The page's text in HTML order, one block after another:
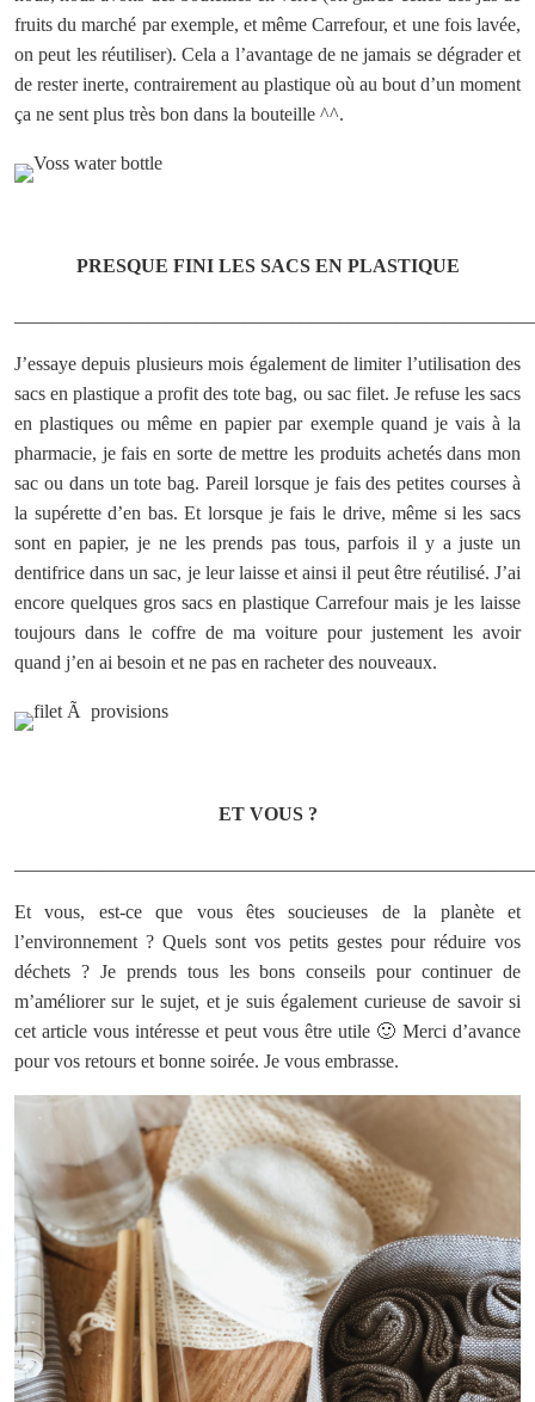
fruits du marché par exemple, et même Carrefour, et une fois lavée,
on peut les réutiliser). Cela a l’avantage de ne jamais se dégrader et
de rester inerte, contrairement au plastique où au bout d’un moment
ça ne sent plus très bon dans la bouteille ^^.
PRESQUE FINI LES SACS EN PLASTIQUE
J’essaye depuis plusieurs mois également de limiter l’utilisation des
sacs en plastique a profit des tote bag, ou sac filet. Je refuse les sacs
en plastiques ou même en papier par exemple quand je vais à la
pharmacie, je fais en sorte de mettre les produits achetés dans mon
sac ou dans un tote bag. Pareil lorsque je fais des petites courses à
la supérette d’en bas. Et lorsque je fais le drive, même si les sacs
sont en papier, je ne les prends pas tous, parfois il y a juste un
dentifrice dans un sac, je leur laisse et ainsi il peut être réutilisé. J’ai
encore quelques gros sacs en plastique Carrefour mais je les laisse
toujours dans le coffre de ma voiture pour justement les avoir
quand j’en ai besoin et ne pas en racheter des nouveaux.
ET VOUS ?
Et vous, est-ce que vous êtes soucieuses de la planète et
l’environnement ? Quels sont vos petits gestes pour réduire vos
déchets ? Je prends tous les bons conseils pour continuer de
m’améliorer sur le sujet, et je suis également curieuse de savoir si
cet article vous intéresse et peut vous être utile 🙂 Merci d’avance
pour vos retours et bonne soirée. Je vous embrasse.